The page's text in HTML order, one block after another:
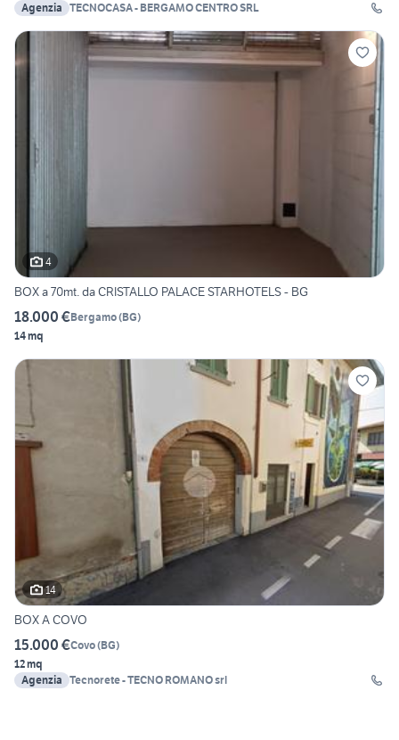
Agenzia TECNOCASA - BERGAMO CENTRO SRL
4
BOX a 70mt. da CRISTALLO PALACE STARHOTELS - BG
18.000 €Bergamo(BG)
14 mq
14
BOX A COVO
15.000 €Covo(BG)
12 mq
Agenzia Tecnorete - TECNO ROMANO srl